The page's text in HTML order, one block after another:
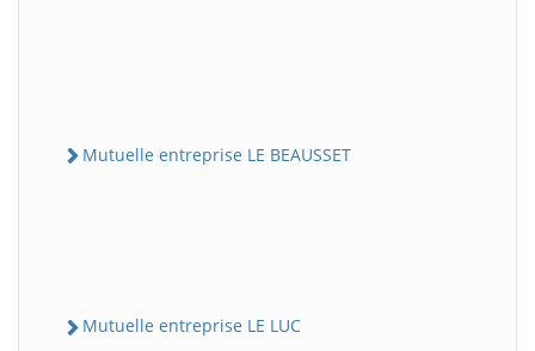
Mutuelle entreprise LE BEAUSSET
Mutuelle entreprise LE LUC